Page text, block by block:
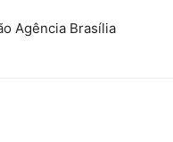
Agência Brasília